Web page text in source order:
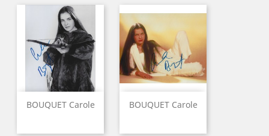
BOUQUET Carole BOUQUET Carole